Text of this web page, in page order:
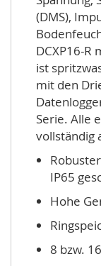
(DMS),
DCXP16-R
ist
mit den
Serie. Alle
vollständig
IP65
Hohe
8 bzw.